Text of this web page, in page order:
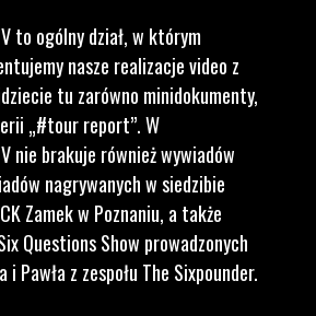
to ogólny dział, w którym
nasze realizacje video z
tu zarówno minidokumenty,
„#tour report”. W
nie brakuje również wywiadów
nagrywanych w siedzibie
Zamek w Poznaniu, a także
Questions Show prowadzonych
i Pawła z zespołu The Sixpounder.